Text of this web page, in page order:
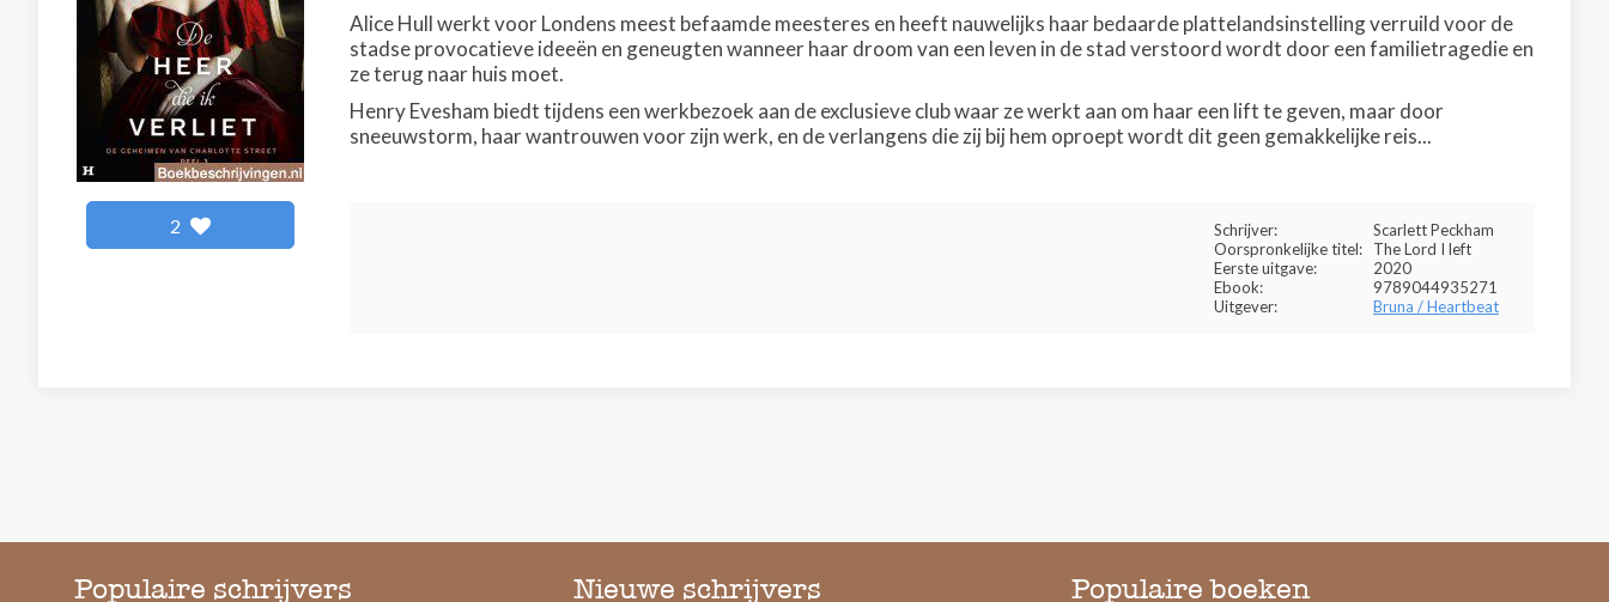
2
Alice Hull werkt voor Londens meest befaamde meesteres en heeft nauwelijks haar bedaarde plattelandsinstelling verruild voor de
stadse provocatieve ideeën en geneugten wanneer haar droom van een leven in de stad verstoord wordt door een familietragedie en
ze terug naar huis moet.
Henry Evesham biedt tijdens een werkbezoek aan de exclusieve club waar ze werkt aan om haar een lift te geven, maar door
sneeuwstorm, haar wantrouwen voor zijn werk, en de verlangens die zij bij hem oproept wordt dit geen gemakkelijke reis...
Schrijver:
Scarlett Peckham
Oorspronkelijke titel:
The Lord I left
Eerste uitgave:
2020
Ebook:
9789044935271
Uitgever:
Bruna / Heartbeat
Populaire schrijvers Nieuwe schrijvers Populaire boeken